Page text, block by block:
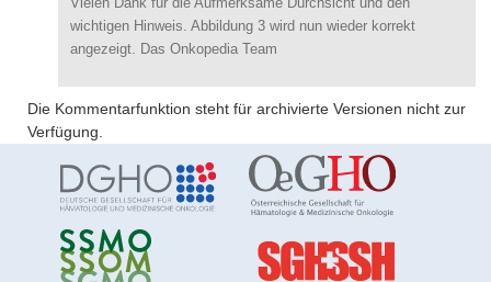
wichtigen Hinweis. Abbildung 3 wird nun wieder korrekt
angezeigt. Das Onkopedia Team
Die Kommentarfunktion steht für archivierte Versionen nicht zur
Verfügung.